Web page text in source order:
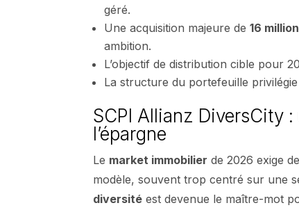
géré.
Une acquisition majeure de16
ambition.
L’objectif de distribution cible pour
La structure du portefeuille
SCPI Allianz DiversCity
l’épargne
Le market immobilier de 2026 exige
modèle, souvent trop centré sur une
diversité est devenue le maître-mot